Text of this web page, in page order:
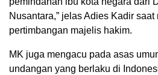
Nusantara,” jelas Adies Kadir saat
pertimbangan majelis hakim.
MK juga mengacu pada asas
undangan yang berlaku di